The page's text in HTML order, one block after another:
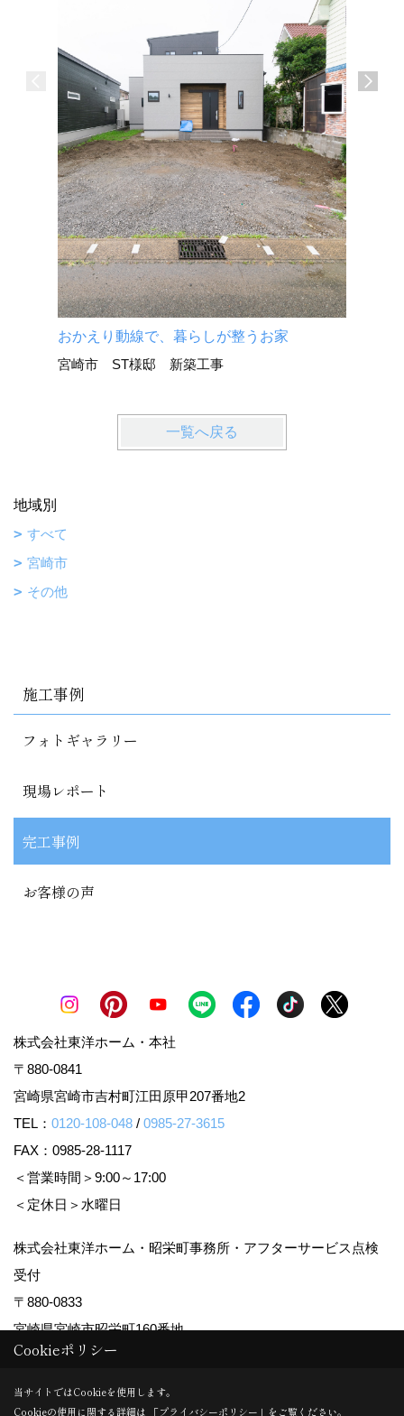
おかえり動線で、暮らしが整うお家
宮崎市 ST様邸 新築工事
介護施
一覧へ戻る
地域別
すべて
宮崎市
その他
施工事例
フォトギャラリー
現場レポート
完工事例
お客様の声
株式会社東洋ホーム・本社
〒880-0841
宮崎県宮崎市吉村町江田原甲207番地2
TEL： 0120-108-048 / 0985-27-3615
FAX：0985-28-1117
＜営業時間＞9:00～17:00
＜定休日＞水曜日
株式会社東洋ホーム・昭栄町事務所・アフターサービス点検
受付
〒880-0833
宮崎県宮崎市昭栄町160番地
TEL：0985-28-0355
＜営業時間＞9:00～17:00
Cookieポリシー
当サイトではCookieを使用します。
Cookieの使用に関する詳細は 「プライバシーポリシー 」をご覧ください。